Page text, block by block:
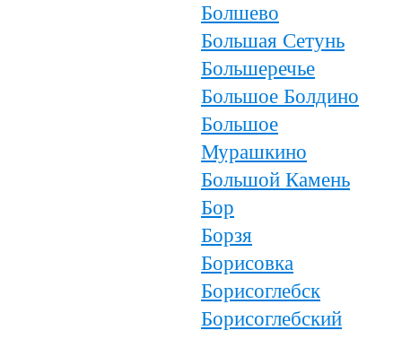
Болшево
Большая Сетунь
Большеречье
Большое Болдино
Большое
Мурашкино
Большой Камень
Бор
Борзя
Борисовка
Борисоглебск
Борисоглебский